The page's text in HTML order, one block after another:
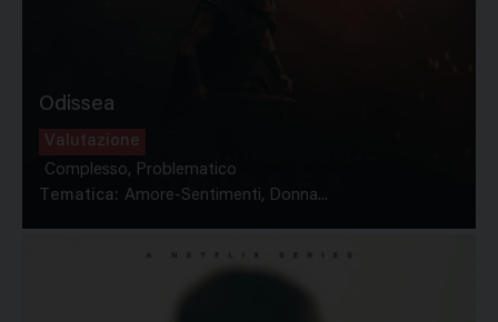
Odissea
Valutazione
Complesso, Problematico
Tematica: Amore-Sentimenti, Donna...